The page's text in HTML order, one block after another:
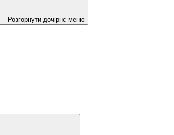
Розгорнути дочірнє меню